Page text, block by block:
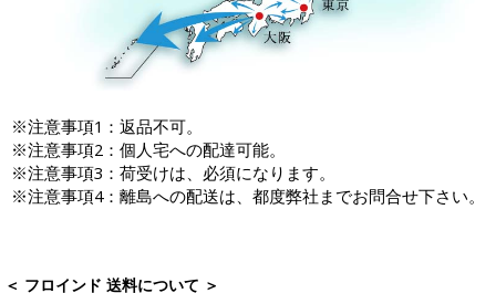
※注意事項1：返品不可。
※注意事項2：個人宅への配達可能。
※注意事項3：荷受けは、必須になります。
※注意事項4：離島への配送は、都度弊社までお問合せ下さい。
＜ フロインド 送料について ＞